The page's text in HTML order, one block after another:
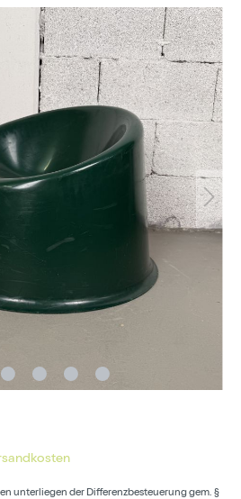
unterliegen der Differenzbesteuerung gem. §